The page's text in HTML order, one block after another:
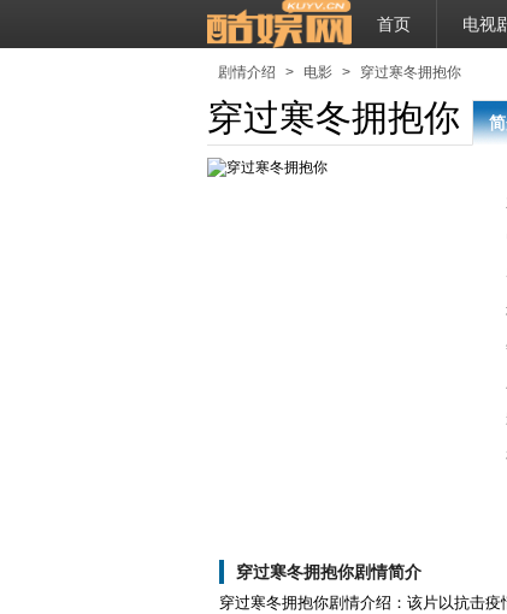
首页 电视
剧情介绍 > 电影 > 穿过寒冬拥抱你
穿过寒冬拥抱你
穿过寒冬拥抱你剧情简介
穿过寒冬拥抱你剧情介绍：该片以抗击